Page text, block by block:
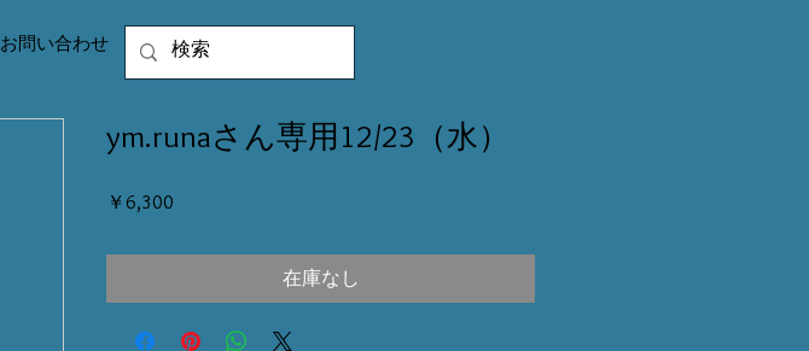
お問い合わせ
ym.runaさん専用12/23（水）
￥6,300
在庫なし